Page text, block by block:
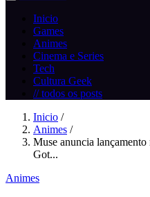
Inicio
Games
Animes
Cinema e Series
Tech
Cultura Geek
// todos os posts
Inicio /
Animes /
Muse anuncia
Got...
Animes